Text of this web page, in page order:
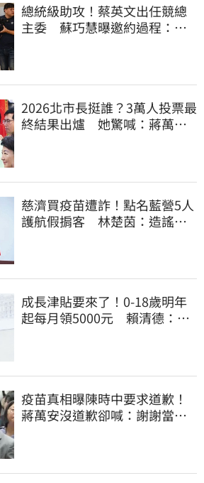
總統級助攻！蔡英文出任競總
主委 蘇巧慧曝邀約過程：她
2026北市長挺誰？3萬人投票最
終結果出爐 她驚喊：蔣萬安
慈濟買疫苗遭詐！點名藍營5人
護航假掮客 林楚茵：造謠政
成長津貼要來了！0-18歲明年
起每月領5000元 賴清德：此
疫苗真相曝陳時中要求道歉！
蔣萬安沒道歉卻喊：謝謝當時